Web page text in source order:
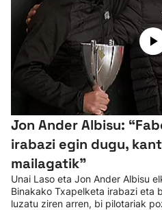
Jon Ander Albisu:
irabazi egin dugu,
mailagatik”
Unai Laso eta Jon Ander Albisu
Binakako Txapelketa irabazi eta
luzatu ziren arren, bi pilotariak